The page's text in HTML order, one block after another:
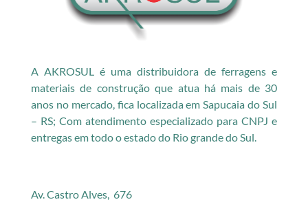
A AKROSUL é uma distribuidora de ferragens e
materiais de construção que atua há mais de 30
anos no mercado, fica localizada em Sapucaia do Sul
– RS; Com atendimento especializado para CNPJ e
entregas em todo o estado do Rio grande do Sul.
Av. Castro Alves, 676